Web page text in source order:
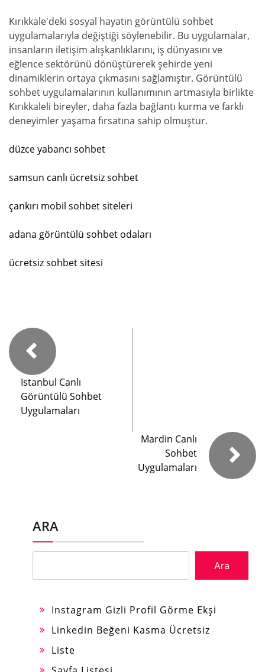
Kırıkkale'deki sosyal hayatın görüntülü sohbet
uygulamalarıyla değiştiği söylenebilir. Bu uygulamalar,
insanların iletişim alışkanlıklarını, iş dünyasını ve
eğlence sektörünü dönüştürerek şehirde yeni
dinamiklerin ortaya çıkmasını sağlamıştır. Görüntülü
sohbet uygulamalarının kullanımının artmasıyla birlikte
Kırıkkaleli bireyler, daha fazla bağlantı kurma ve farklı
deneyimler yaşama fırsatına sahip olmuştur.
düzce yabancı sohbet
samsun canlı ücretsiz sohbet
çankırı mobil sohbet siteleri
adana görüntülü sohbet odaları
ücretsiz sohbet sitesi
Istanbul Canlı
Görüntülü Sohbet
Uygulamaları
Mardin Canlı
Sohbet
Uygulamaları
ARA
Ara
Instagram Gizli Profil Görme Ekşi
Linkedin Beğeni Kasma Ücretsiz
Liste